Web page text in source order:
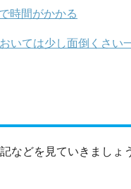
時間がかかる
いては少し面倒くさい
などを見ていきましょ